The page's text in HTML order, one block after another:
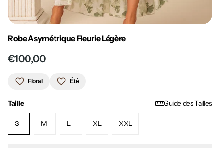
Robe Asymétrique Fleurie Légère
€100,00
Floral Été
Taille Guide des Tailles
S M L XL XXL